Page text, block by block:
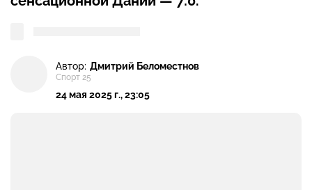
Автор: Дмитрий Беломестнов
Спорт 25
24 мая 2025 г., 23:05